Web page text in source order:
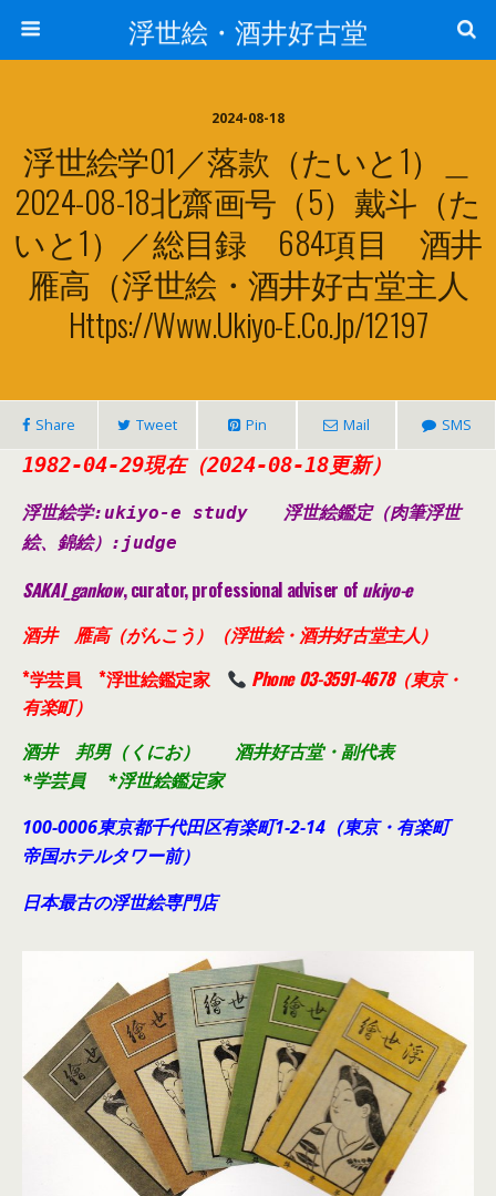
浮世絵・酒井好古堂
2024-08-18
浮世絵学01／落款（たいと1）＿
2024-08-18北齋画号（5）戴斗（た
いと1）／総目録 684項目 酒井
雁高（浮世絵・酒井好古堂主人
Https://www.ukiyo-E.co.jp/12197
Share Tweet Pin Mail SMS
1982-04-29現在（2024-08-18更新）
浮世絵学:ukiyo-e study 浮世絵鑑定（肉筆浮世
絵、錦絵） :judge
SAKAI_gankow, curator, professional adviser of ukiyo-e
酒井 雁高（がんこう）（浮世絵・酒井好古堂主人）
*学芸員 *浮世絵鑑定家
Phone 03-3591-4678（東京・
有楽町）
酒井 邦男（くにお） 酒井好古堂・副代表
*学芸員 *浮世絵鑑定家
100-0006東京都千代田区有楽町1-2-14（東京・有楽町
帝国ホテルタワー前）
日本最古の浮世絵専門店